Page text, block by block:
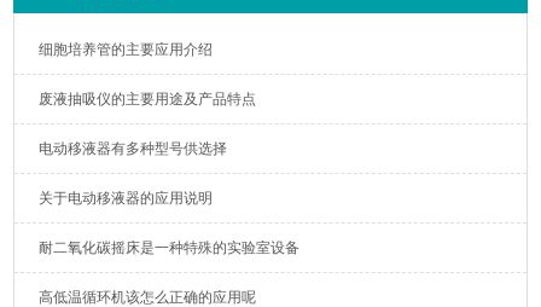
细胞培养管的主要应用介绍
废液抽吸仪的主要用途及产品特点
电动移液器有多种型号供选择
关于电动移液器的应用说明
耐二氧化碳摇床是一种特殊的实验室设备
高低温循环机该怎么正确的应用呢